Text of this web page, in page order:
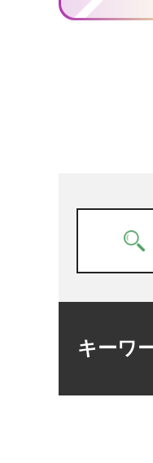
キーワ